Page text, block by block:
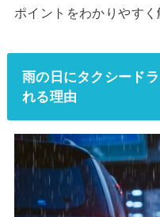
ポイントをわかりやすく
雨の日にタクシード
れる理由